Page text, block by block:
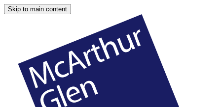
Skip to main content